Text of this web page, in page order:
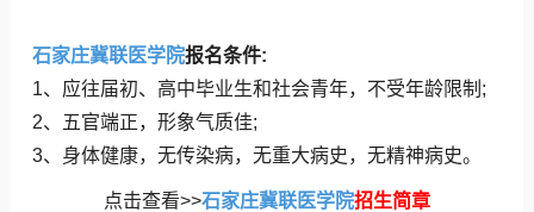
石家庄冀联医学院报名条件:
1、应往届初、高中毕业生和社会青年，不受年龄限制;
2、五官端正，形象气质佳;
3、身体健康，无传染病，无重大病史，无精神病史。
点击查看>>石家庄冀联医学院招生简章